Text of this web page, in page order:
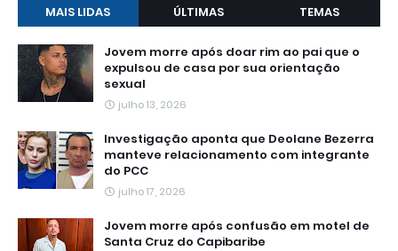
MAIS LIDAS ÚLTIMAS TEMAS
Jovem morre após doar rim ao pai que o
expulsou de casa por sua orientação
sexual
julho 13, 2026
Investigação aponta que Deolane Bezerra
manteve relacionamento com integrante
do PCC
julho 17, 2026
Jovem morre após confusão em motel de
Santa Cruz do Capibaribe